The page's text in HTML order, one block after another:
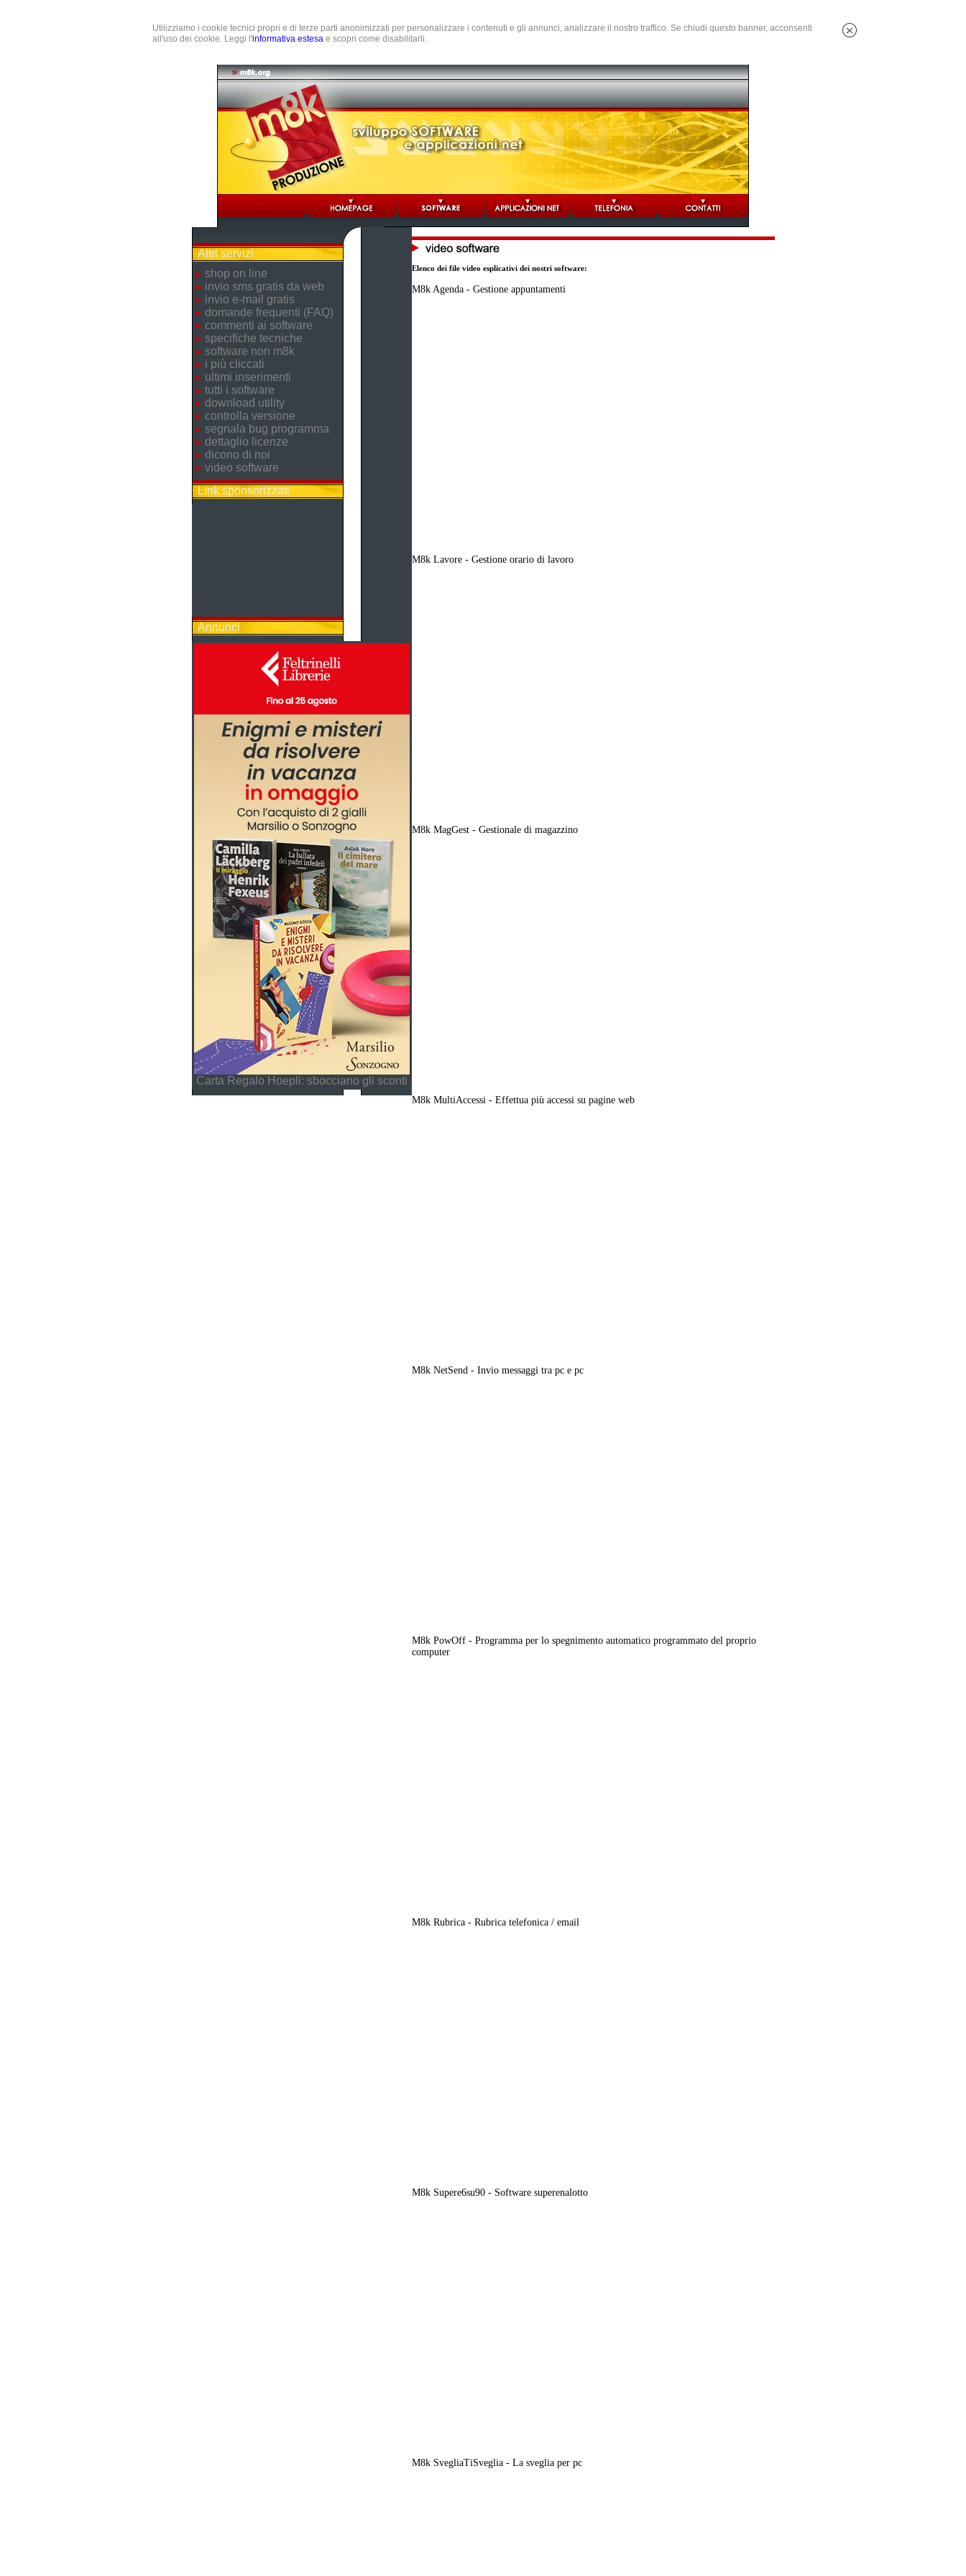
Utilizziamo i cookie tecnici propri e di terze parti anonimizzati per personalizzare i contenuti e gli annunci, analizzare il nostro traffico. Se chiudi questo banner, acconsenti
all'uso dei cookie. Leggi l'informativa estesa e scopri come disabilitarli.
Altri servizi
shop on line
invio sms gratis da web
invio e-mail gratis
domande frequenti (FAQ)
commenti ai software
specifiche tecniche
software non m8k
i più cliccati
ultimi inserimenti
tutti i software
download utility
controlla versione
segnala bug programma
dettaglio licenze
dicono di noi
video software
Link sponsorizzati
Annunci
Carta Regalo Hoepli: sbocciano gli sconti
Elenco dei file video esplicativi dei nostri software:
M8k Agenda - Gestione appuntamenti
M8k Lavore - Gestione orario di lavoro
M8k MagGest - Gestionale di magazzino
M8k MultiAccessi - Effettua più accessi su pagine web
M8k NetSend - Invio messaggi tra pc e pc
M8k PowOff - Programma per lo spegnimento automatico programmato del proprio
computer
M8k Rubrica - Rubrica telefonica / email
M8k Supere6su90 - Software superenalotto
M8k SvegliaTiSveglia - La sveglia per pc